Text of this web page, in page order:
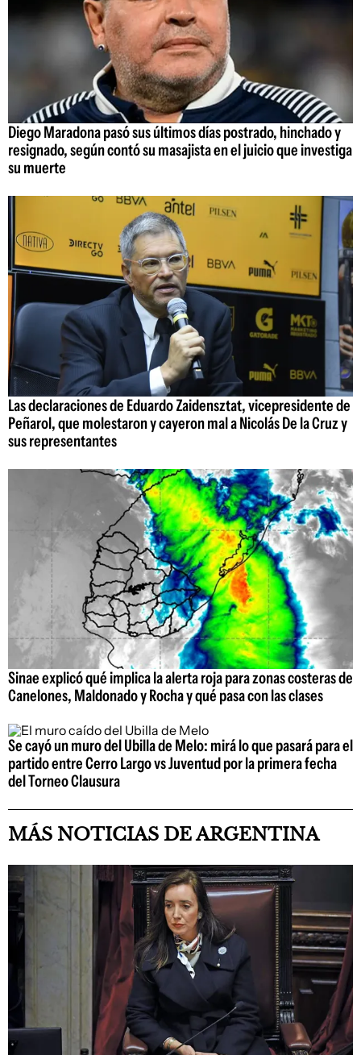
Diego Maradona pasó sus últimos días postrado, hinchado y
resignado, según contó su masajista en el juicio que investiga
su muerte
Las declaraciones de Eduardo Zaidensztat, vicepresidente de
Peñarol, que molestaron y cayeron mal a Nicolás De la Cruz y
sus representantes
Sinae explicó qué implica la alerta roja para zonas costeras de
Canelones, Maldonado y Rocha y qué pasa con las clases
Se cayó un muro del Ubilla de Melo: mirá lo que pasará para el
partido entre Cerro Largo vs Juventud por la primera fecha
del Torneo Clausura
MÁS NOTICIAS DE ARGENTINA